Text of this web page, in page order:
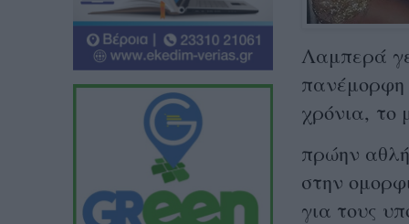
Λαμπερά
χρόνια, το
πρώην
στην
για τους